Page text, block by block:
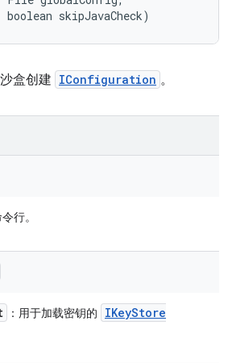
boolean skipJavaCheck)
盒创建 IConfiguration 。
行。
：用于加载密钥的 IKeyStore